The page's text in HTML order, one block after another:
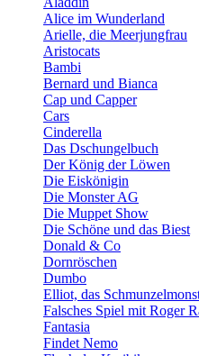
Alice im Wunderland
Arielle, die Meerjungfrau
Aristocats
Bambi
Bernard und Bianca
Cap und Capper
Cars
Cinderella
Das Dschungelbuch
Der König der Löwen
Die Eiskönigin
Die Monster AG
Die Muppet Show
Die Schöne und das Biest
Donald & Co
Dornröschen
Dumbo
Elliot, das
Falsches Spiel mit Roger
Fantasia
Findet Nemo